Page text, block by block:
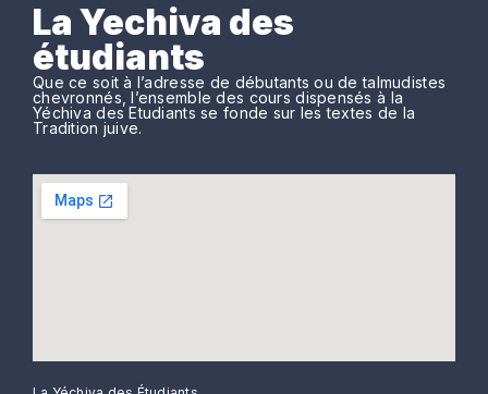
La Yechiva des
étudiants
Que ce soit à l’adresse de débutants ou de talmudistes
chevronnés, l’ensemble des cours dispensés à la
Yéchiva des Etudiants se fonde sur les textes de la
Tradition juive.